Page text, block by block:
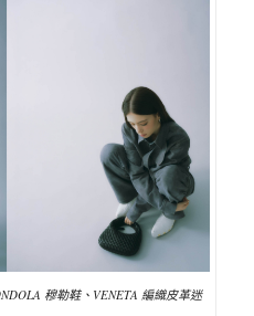
穆勒鞋、VENETA 編織皮革迷